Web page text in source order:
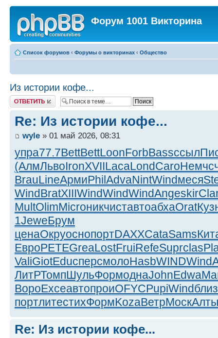
Форум 1001 Викторина
Список форумов ‹ Форумы о викторинах ‹ Общество
Из истории кофе...
Ответить
Re: Из истории кофе...
wyle » 01 май 2026, 08:31
упра77.7BettBettLoonForbBassссыл
(АлмЛьвоIronXVIILacaLondCaroНемч
BrauLineАрмиPhilAdvaNintWindмеся
WindBratXIIIWindWindWindAngeskir
MultOlimMicrоникчиставтоабхаOrat
1JeweБрум
ценаОкруоснопортDAXXCataSams
ЕвроPETEGreaLostFruiRefeSuprclas
ValiGiotEducперсмолоHasbWINDWind
ЛитРТомпШульФормоднаJohnEdwa
ВороExceавтопроиOFYCPupiWindблиз
портлитестихФормKozaВетрМоск
Re: Из истории кофе...